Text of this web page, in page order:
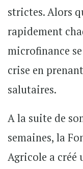
strictes. Alors
rapidement
microfinance
crise en
salutaires.
A la suite de
semaines, la
Agricole a créé